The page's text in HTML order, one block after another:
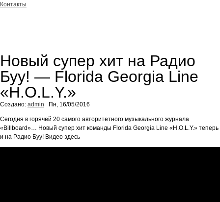
Контакты
Новый супер хит на Радио
Буу! — Florida Georgia Line
«H.O.L.Y.»
Создано: admin Пн, 16/05/2016
Сегодня в горячей 20 самого авторитетного музыкального журнала
«Billboard»… Новый супер хит команды Florida Georgia Line «H.O.L.Y.» теперь
и на Радио Буу! Видео здесь